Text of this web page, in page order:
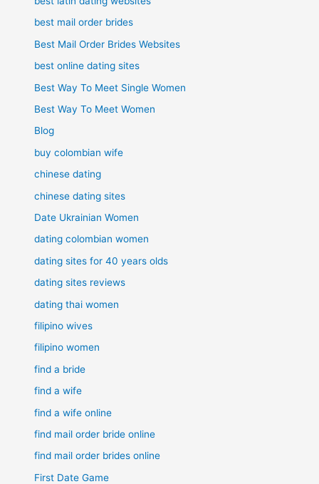
best mail order brides
Best Mail Order Brides Websites
best online dating sites
Best Way To Meet Single Women
Best Way To Meet Women
Blog
buy colombian wife
chinese dating
chinese dating sites
Date Ukrainian Women
dating colombian women
dating sites for 40 years olds
dating sites reviews
dating thai women
filipino wives
filipino women
find a bride
find a wife
find a wife online
find mail order bride online
find mail order brides online
First Date Game